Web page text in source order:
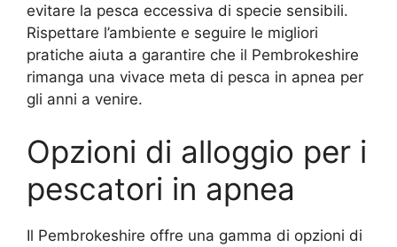
evitare la pesca eccessiva di specie sensibili.
Rispettare l’ambiente e seguire le migliori
pratiche aiuta a garantire che il Pembrokeshire
rimanga una vivace meta di pesca in apnea per
gli anni a venire.
Opzioni di alloggio per i
pescatori in apnea
Il Pembrokeshire offre una gamma di opzioni di